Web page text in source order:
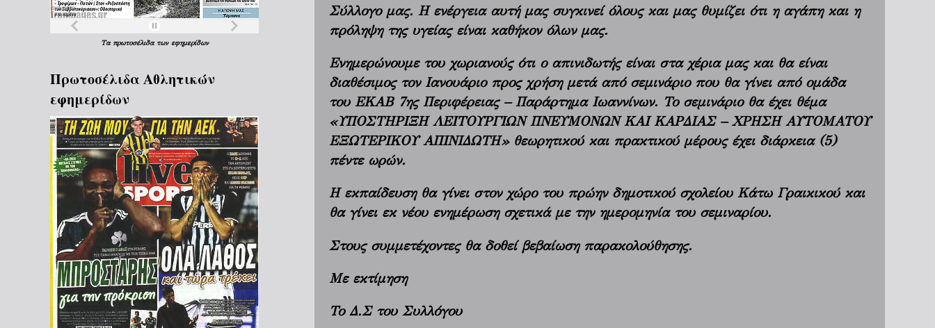
Σύλλογο μας. Η ενέργεια αυτή μας συγκινεί όλους και μας θυμίζει ότι η αγάπη και η
πρόληψη της υγείας είναι καθήκον όλων μας.
Ενημερώνουμε του χωριανούς ότι ο απινιδωτής είναι στα χέρια μας και θα είναι
διαθέσιμος τον Ιανουάριο προς χρήση μετά από σεμινάριο που θα γίνει από ομάδα
του ΕΚΑΒ 7ης Περιφέρειας – Παράρτημα Ιωαννίνων. Το σεμινάριο θα έχει θέμα
«ΥΠΟΣΤΗΡΙΞΗ ΛΕΙΤΟΥΡΓΙΩΝ ΠΝΕΥΜΟΝΩΝ ΚΑΙ ΚΑΡΔΙΑΣ – ΧΡΗΣΗ ΑΥΤΟΜΑΤΟΥ
ΕΞΩΤΕΡΙΚΟΥ ΑΠΙΝΙΔΩΤΗ» θεωρητικού και πρακτικού μέρους έχει διάρκεια (5)
πέντε ωρών.
Η εκπαίδευση θα γίνει στον χώρο του πρώην δημοτικού σχολείου Κάτω Γραικικού και
θα γίνει εκ νέου ενημέρωση σχετικά με την ημερομηνία του σεμιναρίου.
Στους συμμετέχοντες θα δοθεί βεβαίωση παρακολούθησης.
Με εκτίμηση
Το Δ.Σ του Συλλόγου
Τα πρωτοσέλιδα των εφημερίδων
Πρωτοσέλιδα Aθλητικών
εφημερίδων